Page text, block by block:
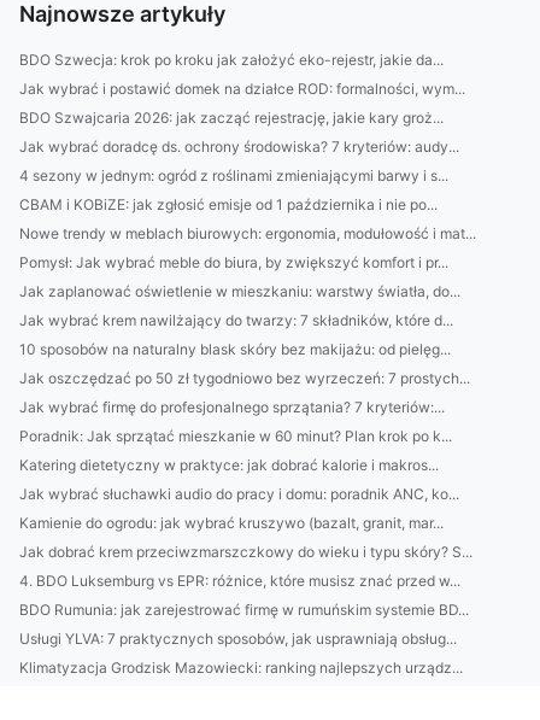
Najnowsze artykuły
BDO Szwecja: krok po kroku jak założyć eko-rejestr, jakie da...
Jak wybrać i postawić domek na działce ROD: formalności, wym...
BDO Szwajcaria 2026: jak zacząć rejestrację, jakie kary groż...
Jak wybrać doradcę ds. ochrony środowiska? 7 kryteriów: audy...
4 sezony w jednym: ogród z roślinami zmieniającymi barwy i s...
CBAM i KOBiZE: jak zgłosić emisje od 1 października i nie po...
Nowe trendy w meblach biurowych: ergonomia, modułowość i mat...
Pomysł: Jak wybrać meble do biura, by zwiększyć komfort i pr...
Jak zaplanować oświetlenie w mieszkaniu: warstwy światła, do...
Jak wybrać krem nawilżający do twarzy: 7 składników, które d...
10 sposobów na naturalny blask skóry bez makijażu: od pielęg...
Jak oszczędzać po 50 zł tygodniowo bez wyrzeczeń: 7 prostych...
Jak wybrać firmę do profesjonalnego sprzątania? 7 kryteriów:...
Poradnik: Jak sprzątać mieszkanie w 60 minut? Plan krok po k...
Katering dietetyczny w praktyce: jak dobrać kalorie i makros...
Jak wybrać słuchawki audio do pracy i domu: poradnik ANC, ko...
Kamienie do ogrodu: jak wybrać kruszywo (bazalt, granit, mar...
Jak dobrać krem przeciwzmarszczkowy do wieku i typu skóry? S...
4. BDO Luksemburg vs EPR: różnice, które musisz znać przed w...
BDO Rumunia: jak zarejestrować firmę w rumuńskim systemie BD...
Usługi YLVA: 7 praktycznych sposobów, jak usprawniają obsług...
Klimatyzacja Grodzisk Mazowiecki: ranking najlepszych urządz...